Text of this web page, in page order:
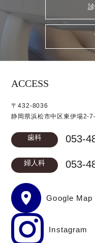
ACCESS
〒432-8036
静岡県浜松市中区東伊場2-
歯科 053-
婦人科 053-
Google Map
Instagram